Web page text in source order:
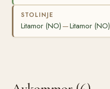
STOLINJE
Litamor (NO) —Litamor (NO)